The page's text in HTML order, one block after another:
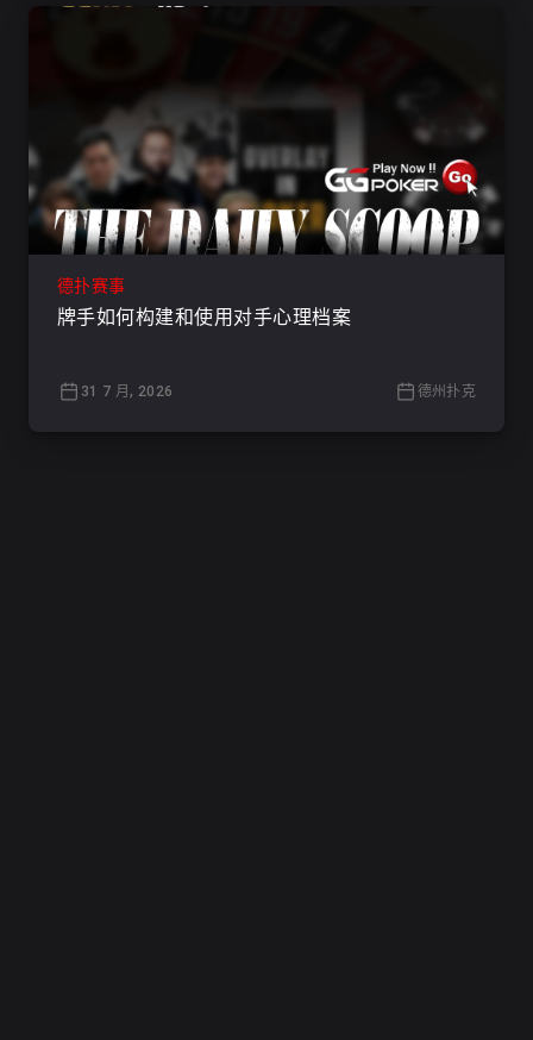
德扑赛事
牌手如何构建和使用对手心理档案
31 7 月, 2026 德州扑克